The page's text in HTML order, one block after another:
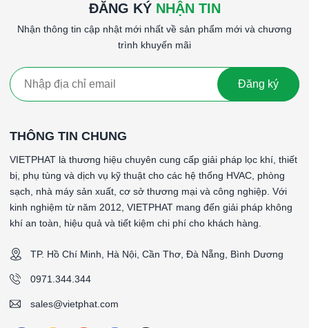
www.vietphat.com
👉VIETPHAT – Giải pháp không khí sạch, an toàn, hiệu
quả cho nhà xưởng của bạn.
####
*Pleated Filters: AmAir 300E
*Filter Class: MERV 8 according to ASHARE 52.2
*Frame Material: Moisture resistant beverage board
*Gasket Material: No
*Gasket Position: No
*Antimicrobial Available: No
*Rated Initial Resistance: 60 Pa
*Max Operating Temperature: 93°C
*Size (WxHxD): 508x508x44mm
ĐĂNG KÝ NHẬN TIN
Nhận thông tin cập nhật mới nhất về sản phẩm mới và chương
trình khuyến mãi
Đăng ký
THÔNG TIN CHUNG
VIETPHAT là thương hiệu chuyên cung cấp giải pháp lọc khí, thiết
bị, phụ tùng và dịch vụ kỹ thuật cho các hệ thống HVAC, phòng
sạch, nhà máy sản xuất, cơ sở thương mại và công nghiệp. Với
kinh nghiệm từ năm 2012, VIETPHAT mang đến giải pháp không
khí an toàn, hiệu quả và tiết kiệm chi phí cho khách hàng.
TP. Hồ Chí Minh, Hà Nội, Cần Thơ, Đà Nẵng, Bình Dương
0971.344.344
sales@vietphat.com